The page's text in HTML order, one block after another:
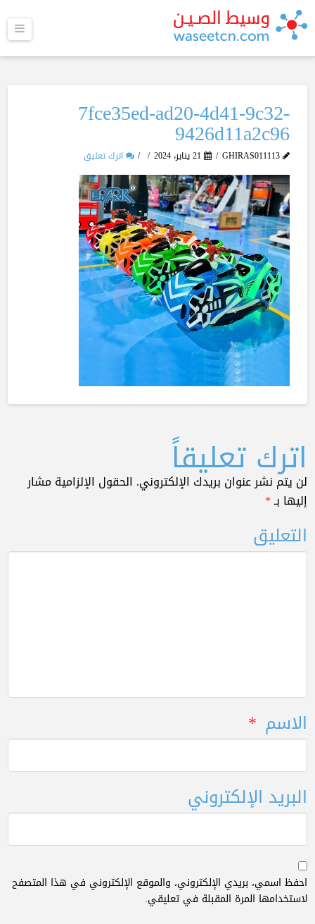
7fce35ed-ad20-4d41-9c32-
9426d11a2c96
GHIRAS011113 21 يناير، 2024 اترك تعليق
اترك تعليقاً
لن يتم نشر عنوان بريدك الإلكتروني. الحقول الإلزامية مشار
إليها بـ*
التعليق
الاسم *
البريد الإلكتروني
احفظ اسمي، بريدي الإلكتروني، والموقع الإلكتروني في هذا المتصفح
لاستخدامها المرة المقبلة في تعليقي.